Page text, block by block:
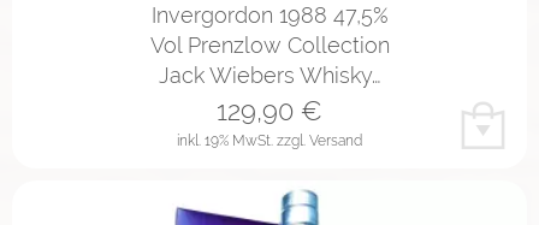
Invergordon 1988 47,5%
Vol Prenzlow Collection
Jack Wiebers Whisky…
inkl. 19% MwSt. zzgl. Versand
129,90 €